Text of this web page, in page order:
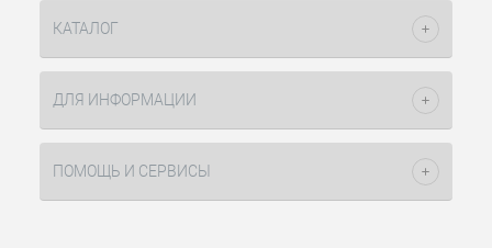
Создатели линии очищающих средств
особое внимание средствам, не
содержащим SLS и SLES, то есть менее
агрессивным. Классические ПАВ, как
в случае сухой, так и жирной перхоти,
КАТАЛОГ
ДЛЯ ИНФОРМАЦИИ
ПОМОЩЬ И СЕРВИСЫ